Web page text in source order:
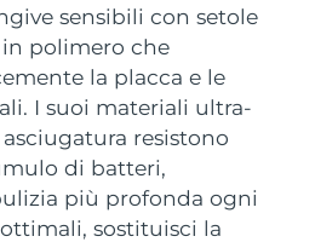
sensibili con setole
polimero che
la placca e le
I suoi materiali ultra-
resistono
di batteri,
più profonda ogni
sostituisci la